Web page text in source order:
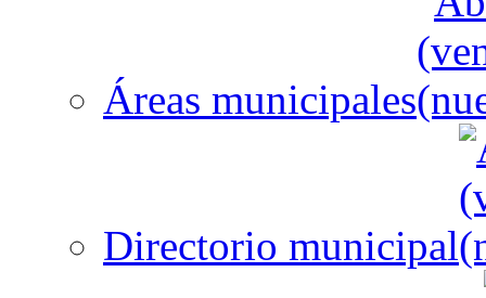
Áreas municipales
Directorio municipal